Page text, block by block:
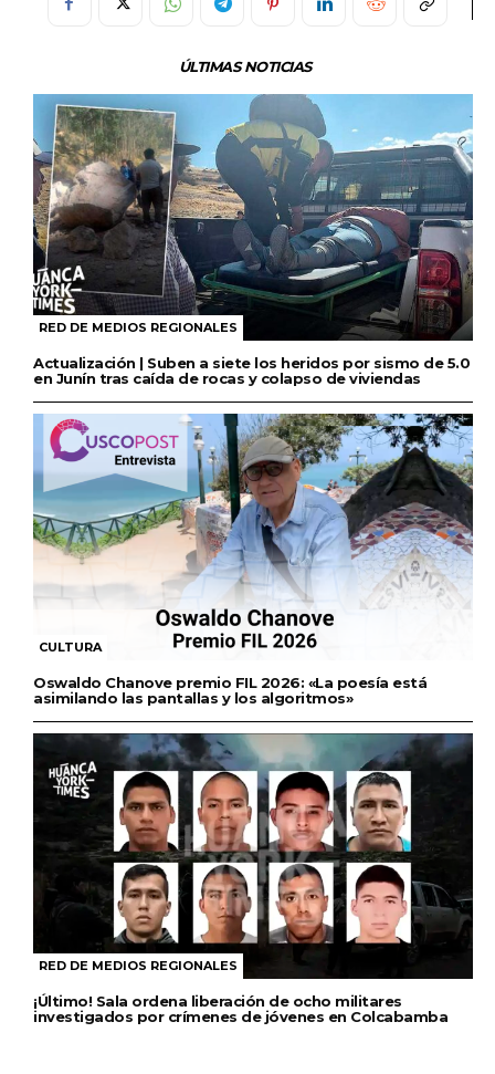
ÚLTIMAS NOTICIAS
RED DE MEDIOS REGIONALES
Actualización | Suben a siete los heridos por sismo de 5.0
en Junín tras caída de rocas y colapso de viviendas
CULTURA
Oswaldo Chanove premio FIL 2026: «La poesía está
asimilando las pantallas y los algoritmos»
RED DE MEDIOS REGIONALES
¡Último! Sala ordena liberación de ocho militares
investigados por crímenes de jóvenes en Colcabamba